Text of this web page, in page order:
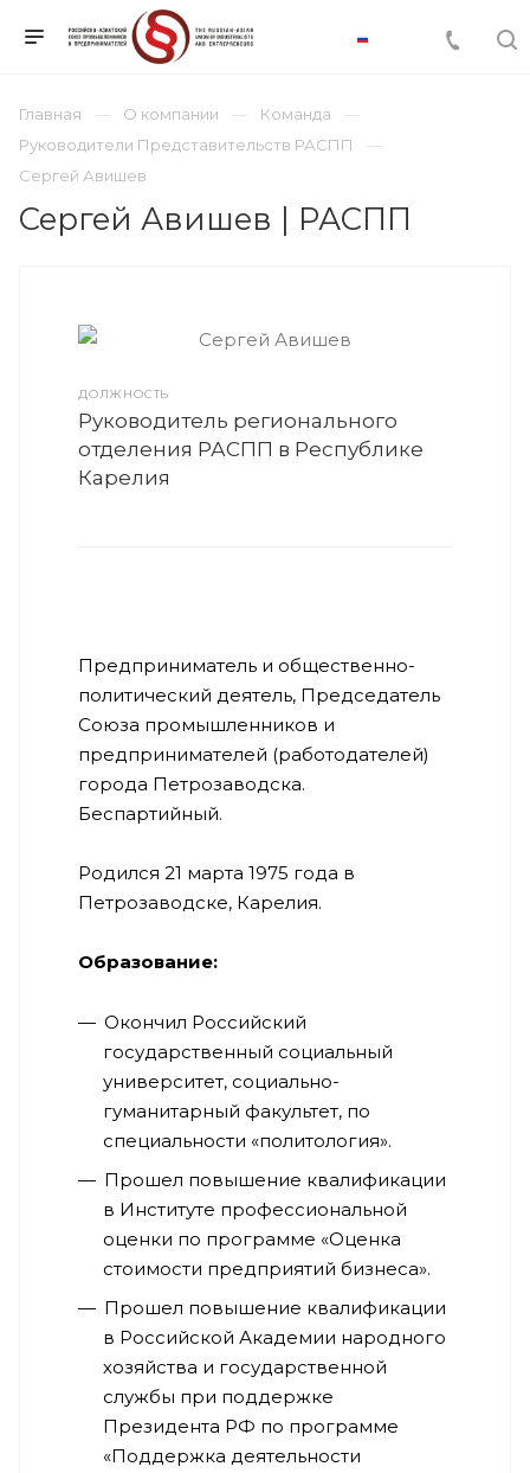
Главная О компании
Команда
Руководители Представительств РАСПП
Сергей Авишев
Сергей Авишев | РАСПП
ДОЛЖНОСТЬ
Руководитель регионального
отделения РАСПП в Республике
Карелия
Предприниматель и общественно-
политический деятель, Председатель
Союза промышленников и
предпринимателей (работодателей)
города Петрозаводска.
Беспартийный.
Родился 21 марта 1975 года в
Петрозаводске, Карелия.
Образование:
Окончил Российский
государственный социальный
университет, социально-
гуманитарный факультет, по
специальности «политология».
Прошел повышение квалификации
в Институте профессиональной
оценки по программе «Оценка
стоимости предприятий бизнеса».
Прошел повышение квалификации
в Российской Академии народного
хозяйства и государственной
службы при поддержке
Президента РФ по программе
«Поддержка деятельности